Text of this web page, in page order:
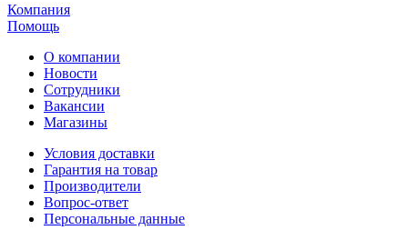
Компания
Помощь
О компании
Новости
Сотрудники
Вакансии
Магазины
Условия доставки
Гарантия на товар
Производители
Вопрос-ответ
Персональные данные